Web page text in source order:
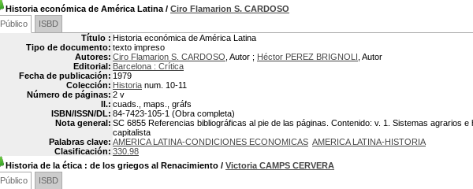
Historia económica de América Latina / Ciro Flamarion S. CARDOSO
Público
ISBD
Título : Historia económica de América Latina
Tipo de documento: texto impreso
Autores: Ciro Flamarion S. CARDOSO , Autor ; Héctor PEREZ BRIGNOLI , Autor
Editorial: Barcelona : Crítica
Fecha de publicación: 1979
Colección: Historia num. 10-11
Número de páginas: 2 v
Il.: cuads., maps., gráfs
ISBN/ISSN/DL: 84-7423-105-1 (Obra completa)
Nota general: SC 6855 Referencias bibliográficas al pie de las páginas. Contenido: v. 1. Sistemas agrarios
capitalista
Palabras clave: AMERICA LATINA-CONDICIONES ECONOMICAS AMERICA LATINA-HISTORIA
Clasificación: 330.98
Historia de la ética : de los griegos al Renacimiento / Victoria CAMPS CERVERA
Público
ISBD